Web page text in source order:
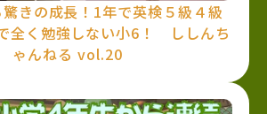
きの成長！1年で英検５級４級
全く勉強しない小6！ ししんち
ゃんねる vol.20